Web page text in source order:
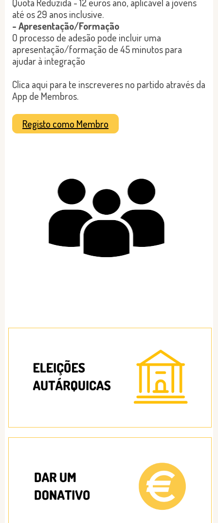
Quota Reduzida - 12 euros ano, aplicável a jovens
até os 29 anos inclusive.
- Apresentação/Formação
O processo de adesão pode incluir uma
apresentação/formação de 45 minutos para
ajudar à integração
Clica aqui para te inscreveres no partido através da
App de Membros.
Registo como Membro